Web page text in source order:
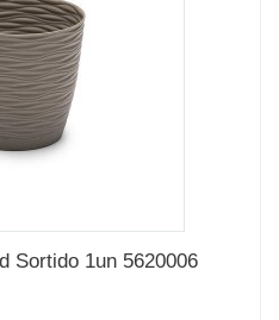
Sortido 1un 5620006